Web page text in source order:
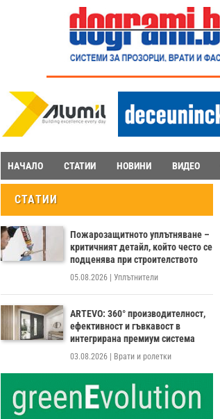
НАЧАЛО СТАТИИ НОВИНИ ВИДЕО
СТАТИИ
Пожарозащитното уплътняване –
критичният детайл, който често се
подценява при строителството
05.08.2026 Уплътнители
ARTEVO: 360° производителност,
ефективност и гъвкавост в
интегрирана премиум система
03.08.2026 Врати и ролетки